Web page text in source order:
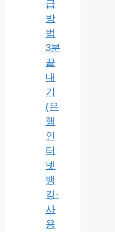
급
방
법
3분
끝
내
기
(은
행
인
터
넷
뱅
킹·
사
용